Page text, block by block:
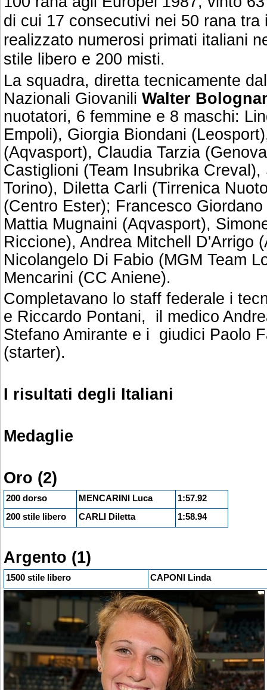
di cui 17 consecutivi nei 50 rana tra
realizzato numerosi primati italiani
stile libero e 200 misti.
La squadra, diretta tecnicamente
Nazionali Giovanili Walter
nuotatori, 6 femmine e 8 maschi:
Empoli), Giorgia Biondani
(Aqvasport), Claudia Tarzia
Castiglioni (Team Insubrika
Torino), Diletta Carli (Tirrenica
(Centro Ester); Francesco
Mattia Mugnaini (Aqvasport),
Riccione), Andrea Mitchell D'Arrigo
Nicolangelo Di Fabio (MGM Team
Mencarini (CC Aniene).
Completavano lo staff federale i
e Riccardo Pontani, il medico
Stefano Amirante e i giudici Paolo
(starter).
I risultati degli Italiani
Medaglie
Oro (2)
200 dorso MENCARINI Luca
1:57.92
200 stile libero
CARLI Diletta 1:58.94
Argento (1)
1500 stile libero CAPONI Linda